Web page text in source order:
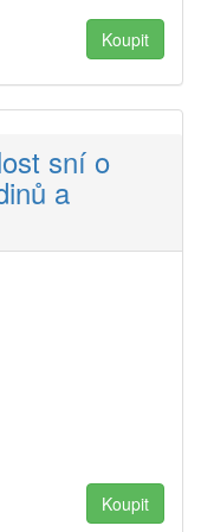
sní o
a